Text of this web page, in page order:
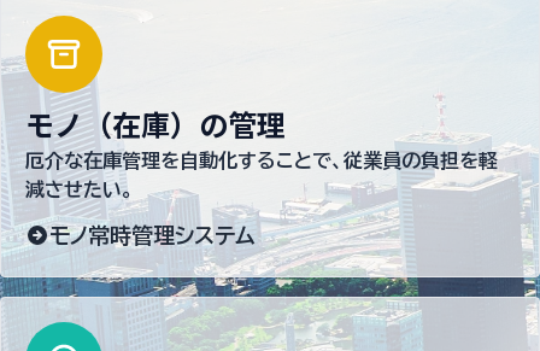
モノ（在庫）の管理
厄介な在庫管理を自動化することで、従業員の負担を軽
減させたい。
モノ常時管理システム